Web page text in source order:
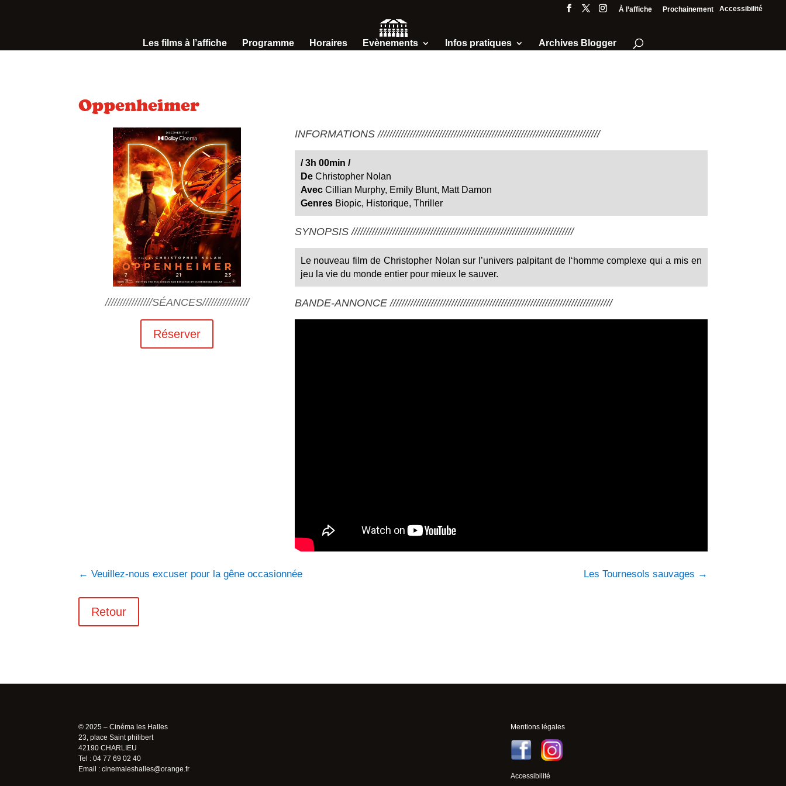
Accessibilité
À l’affiche Prochainement
Les films à l’affiche Programme Horaires Evènements Infos pratiques Archives Blogger
Oppenheimer
////////////////SÉANCES////////////////
Réserver
INFORMATIONS ////////////////////////////////////////////////////////////////////////////
/3h 00min /
De Christopher Nolan
AvecCillian Murphy, Emily Blunt, Matt Damon
GenresBiopic, Historique, Thriller
SYNOPSIS ////////////////////////////////////////////////////////////////////////////
Le nouveau film de Christopher Nolan sur l’univers palpitant de l‘homme complexe qui a mis en
jeu la vie du monde entier pour mieux le sauver.
BANDE-ANNONCE ////////////////////////////////////////////////////////////////////////////
←Veuillez-nous excuser pour la gêne occasionnée Les Tournesols sauvages →
Retour
© 2025 – Cinéma les Halles
23, place Saint philibert
42190 CHARLIEU
Tel : 04 77 69 02 40
Email :cinemaleshalles@orange.fr
Mentions légales
Accessibilité